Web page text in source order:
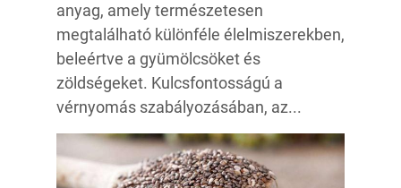
anyag, amely természetesen
megtalálható különféle élelmiszerekben,
beleértve a gyümölcsöket és
zöldségeket. Kulcsfontosságú a
vérnyomás szabályozásában, az...